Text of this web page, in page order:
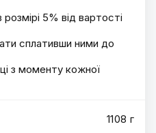
5% від вартості
сплативши ними до
з моменту кожної
1108 г